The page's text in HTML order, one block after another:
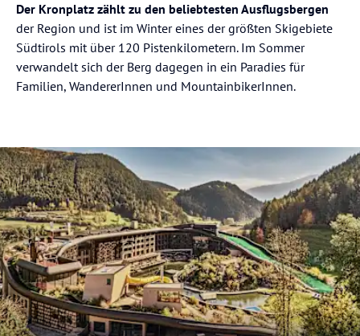
Der Kronplatz zählt zu den beliebtesten Ausflugsbergen
der Region und ist im Winter eines der größten Skigebiete
Südtirols mit über 120 Pistenkilometern. Im Sommer
verwandelt sich der Berg dagegen in ein Paradies für
Familien, WandererInnen und MountainbikerInnen.